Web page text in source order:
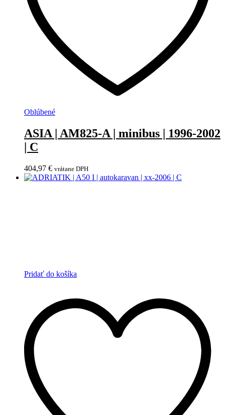
Oblúbené
ASIA | AM825-A | minibus | 1996-2002
| C
404,97 € vrátane DPH
Pridať do košíka